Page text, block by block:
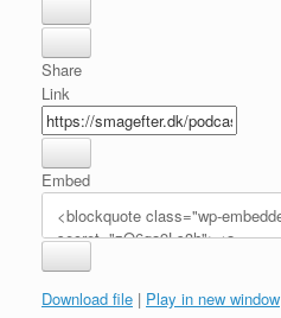
Share
Link
Embed
Download file | Play in new window